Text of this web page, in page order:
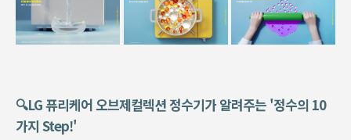
🔍️LG 퓨리케어 오브제컬렉션 정수기가 알려주는 '정수의 10
가지 Step!'